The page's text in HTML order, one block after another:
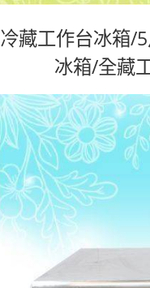
冷藏工作台冰箱/
冰箱/全藏